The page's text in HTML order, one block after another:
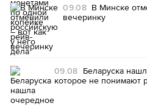
09.08 В Минске
вечеринку
09.08 Беларуска
которое не понимают